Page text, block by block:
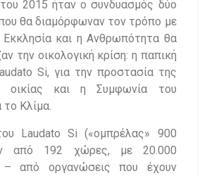
2015 ήταν ο συνδυασμός δύο
θα διαμόρφωναν τον τρόπο με
Εκκλησία και η Ανθρωπότητα θα
την οικολογική κρίση: η παπική
Si, για την προστασία της
οικίας και η Συμφωνία του
το Κλίμα.
Laudato Si («ομπρέλας» 900
από 192 χώρες, με 20.000
– από οργανώσεις που έχουν